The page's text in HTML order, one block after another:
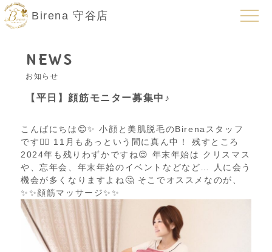
Birena 守谷店
NEWS
お知らせ
【平日】顔筋モニター募集中♪
こんばにちは😊✨ 小顔と美肌脱毛のBirenaスタッフ
です🙋‍♀️ 11月もあっという間に真ん中！ 残すところ
2024年も残りわずかですね😌 年末年始は クリスマス
や、忘年会、年末年始のイベントなどなど… 人に会う
機会が多くなりますよね🤔 そこでオススメなのが、
✨✨顔筋マッサージ✨✨